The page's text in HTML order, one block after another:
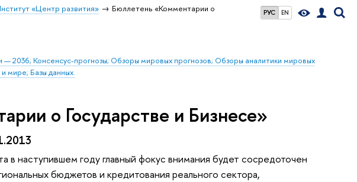
РУС EN
«Центр развития»
Бюллетень «Комментарии о
2036; Консенсус-прогнозы; Обзоры мировых прогнозов; Обзоры аналитики мировых
мире; Базы данных.
о Государстве и Бизнесе»
в наступившем году главный фокус внимания будет сосредоточен
бюджетов и кредитования реального сектора,